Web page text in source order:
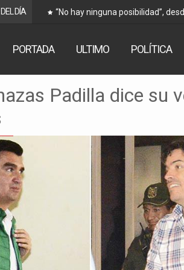
DÍA
“No hay ninguna posibilidad”,
PORTADA ULTIMO POLÍTICA
Padilla dice su